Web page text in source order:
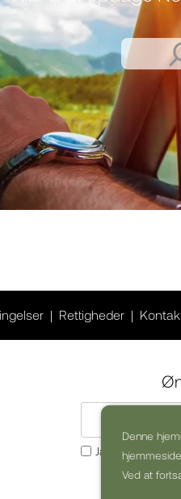
Denne
Ved at
Rettigheder
Ja, jeg vil gerne